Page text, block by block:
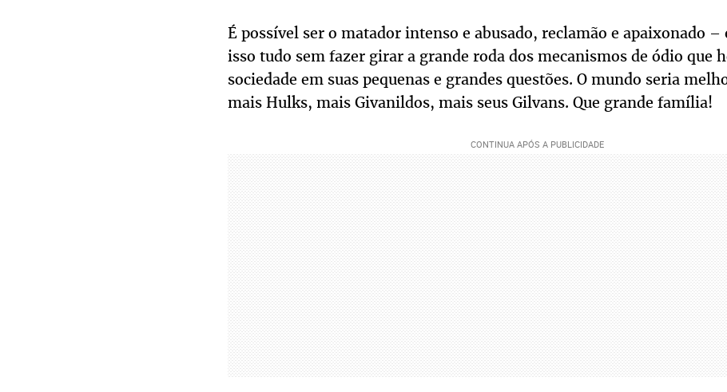
É possível ser o matador intenso e abusado, reclamão e apaixonado –
isso tudo sem fazer girar a grande roda dos mecanismos de ódio que
sociedade em suas pequenas e grandes questões. O mundo seria
mais Hulks, mais Givanildos, mais seus Gilvans. Que grande família!